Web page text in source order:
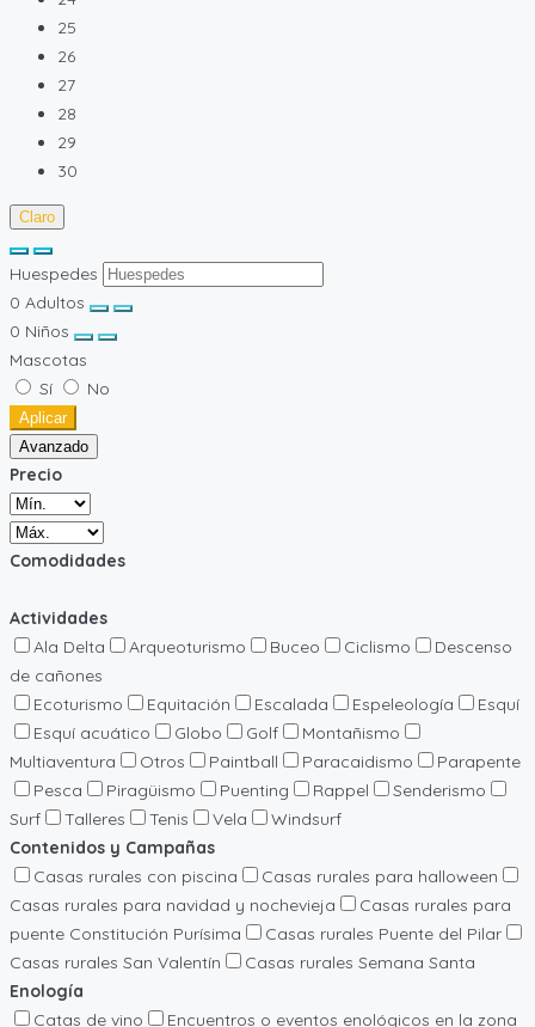
25
26
27
28
29
30
Claro
Huespedes
0 Adultos
0 Niños
Mascotas
Sí
No
Aplicar
Avanzado
Precio
Comodidades
Actividades
Ala Delta
Arqueoturismo Buceo Ciclismo
Descenso
de cañones
Ecoturismo
Equitación Escalada Espeleología
Esquí
Esquí acuático
Globo Golf
Montañismo
Multiaventura
Otros Paintball Paracaidismo
Parapente
Pesca
Piragüismo Puenting Rappel
Senderismo
Surf
Talleres Tenis Vela
Windsurf
Contenidos y Campañas
Casas rurales con piscina
Casas rurales para halloween
Casas rurales para navidad y nochevieja
Casas rurales para
puente Constitución Purísima
Casas rurales Puente del Pilar
Casas rurales San Valentín
Casas rurales Semana Santa
Enología
Catas de vino
Encuentros o eventos enológicos en la zona